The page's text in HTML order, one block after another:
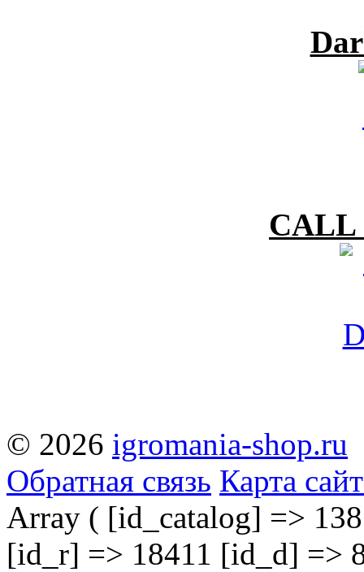
CALL
© 2026 igromania-shop.ru
Обратная связь Карта
Array ( [id_catalog] =>
[id_r] => 18411 [id_d] =>